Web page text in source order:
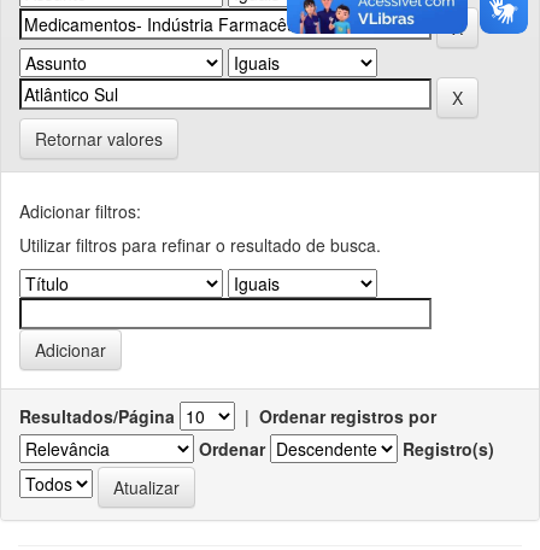
Retornar valores
Adicionar filtros:
Utilizar filtros para refinar o resultado de busca.
Resultados/Página | Ordenar registros por
Ordenar
Registro(s)